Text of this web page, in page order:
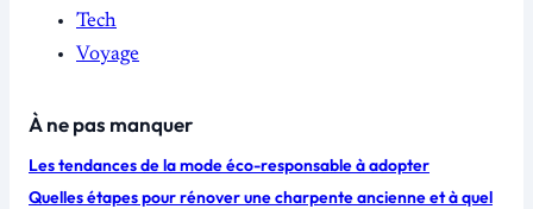
Tech
Voyage
À ne pas manquer
Les tendances de la mode éco-responsable à adopter
Quelles étapes pour rénover une charpente ancienne et à quel